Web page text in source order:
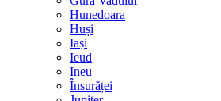
Hunedoara
Huși
Iași
Ieud
Ineu
Însurăței